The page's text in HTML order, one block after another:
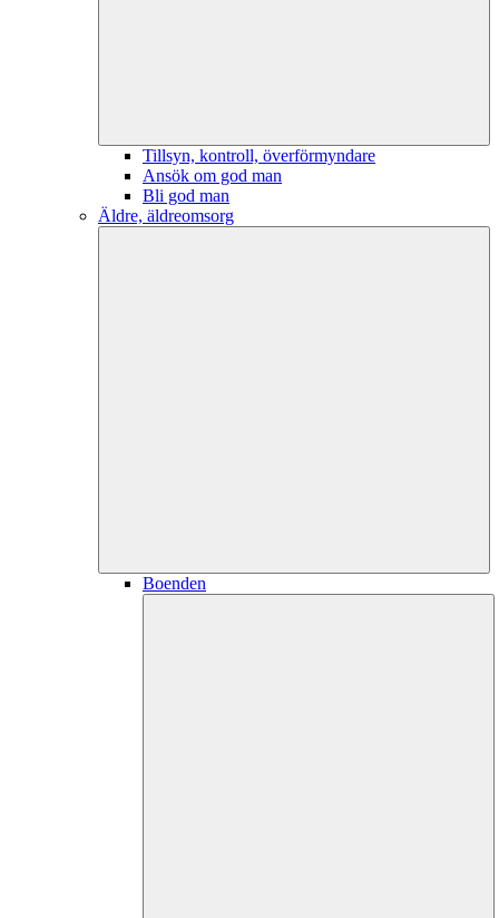
Tillsyn, kontroll, överförmyndare
Ansök om god man
Bli god man
Äldre, äldreomsorg
Boenden